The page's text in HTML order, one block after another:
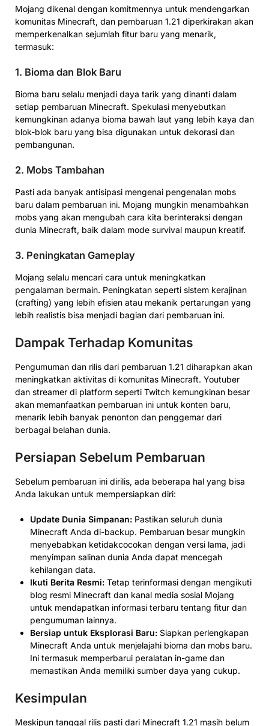
Mojang dikenal dengan komitmennya untuk mendengarkan
komunitas Minecraft, dan pembaruan 1.21 diperkirakan akan
memperkenalkan sejumlah fitur baru yang menarik,
termasuk:
1. Bioma dan Blok Baru
Bioma baru selalu menjadi daya tarik yang dinanti dalam
setiap pembaruan Minecraft. Spekulasi menyebutkan
kemungkinan adanya bioma bawah laut yang lebih kaya dan
blok-blok baru yang bisa digunakan untuk dekorasi dan
pembangunan.
2. Mobs Tambahan
Pasti ada banyak antisipasi mengenai pengenalan mobs
baru dalam pembaruan ini. Mojang mungkin menambahkan
mobs yang akan mengubah cara kita berinteraksi dengan
dunia Minecraft, baik dalam mode survival maupun kreatif.
3. Peningkatan Gameplay
Mojang selalu mencari cara untuk meningkatkan
pengalaman bermain. Peningkatan seperti sistem kerajinan
(crafting) yang lebih efisien atau mekanik pertarungan yang
lebih realistis bisa menjadi bagian dari pembaruan ini.
Dampak Terhadap Komunitas
Pengumuman dan rilis dari pembaruan 1.21 diharapkan akan
meningkatkan aktivitas di komunitas Minecraft. Youtuber
dan streamer di platform seperti Twitch kemungkinan besar
akan memanfaatkan pembaruan ini untuk konten baru,
menarik lebih banyak penonton dan penggemar dari
berbagai belahan dunia.
Persiapan Sebelum Pembaruan
Sebelum pembaruan ini dirilis, ada beberapa hal yang bisa
Anda lakukan untuk mempersiapkan diri:
Update Dunia Simpanan: Pastikan seluruh dunia
Minecraft Anda di-backup. Pembaruan besar mungkin
menyebabkan ketidakcocokan dengan versi lama, jadi
menyimpan salinan dunia Anda dapat mencegah
kehilangan data.
Ikuti Berita Resmi: Tetap terinformasi dengan mengikuti
blog resmi Minecraft dan kanal media sosial Mojang
untuk mendapatkan informasi terbaru tentang fitur dan
pengumuman lainnya.
Bersiap untuk Eksplorasi Baru: Siapkan perlengkapan
Minecraft Anda untuk menjelajahi bioma dan mobs baru.
Ini termasuk memperbarui peralatan in-game dan
memastikan Anda memiliki sumber daya yang cukup.
Kesimpulan
Meskipun tanggal rilis pasti dari Minecraft 1.21 masih belum